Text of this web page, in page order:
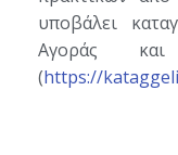
υποβάλει
Αγοράς και
(https://